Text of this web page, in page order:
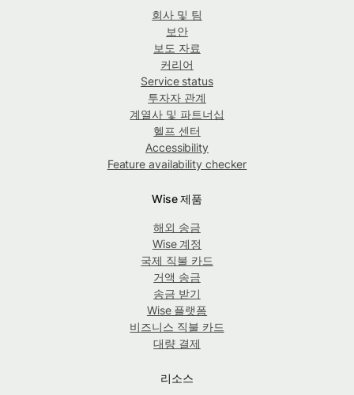
회사 및 팀
보안
보도 자료
커리어
Service status
투자자 관계
계열사 및 파트너십
헬프 센터
Accessibility
Feature availability checker
Wise 제품
해외 송금
Wise 계정
국제 직불 카드
거액 송금
송금 받기
Wise 플랫폼
비즈니스 직불 카드
대량 결제
리소스